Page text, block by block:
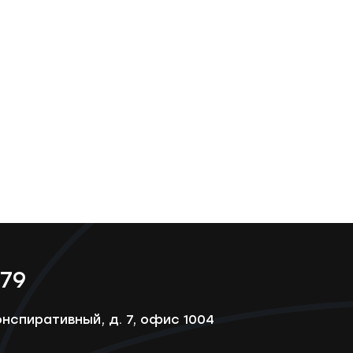
д. 7, офис 1004